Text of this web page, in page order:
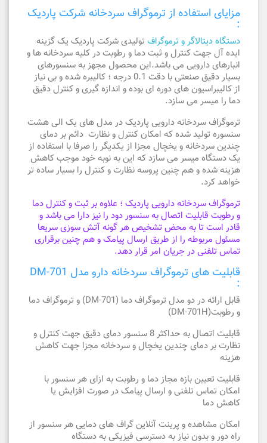
مزایای استفاده از ترموگراف سردخانه شرکت پاردیک
:
دستگاه دیتالاگر و ترموگرافتولیدی شرکت پاردیک یک گزینه
ایده آل جهت کنترل و ثبت دما و رطوبت در کلیه سردخانه ها و
انبارهای دارویی می باشد.این محصول مجهز به سنسورهای
بسیار دقیق صنعتی با دقت 0.1 درجه ؛ کالیبره شده و بی نیاز
از کالیبراسیون های دوره ای بوده و اندازه گیری و کنترل دقیق
دما را میسر می سازد.
ترموگراف سردخانه دارویی پاردیک در مدل های یک الی هشت
سنسوره تولید شده که امکان کنترل و نظارت دائم بر دمای
چندین سردخانه و یخچال مجزا از یکدیگر را صرفا با استفاده از
یک دستگاه میسر می سازد که این به نوبه خود موجب کاهش
هزینه شده و هم چنین پروسه نظارت و کنترل را بسیار ساده تر
خواهد کرد.
ترموگراف سردخانه دارویی پاردیک ؛ علاوه بر ثبت و کنترل دما
و رطوبت قابلیت اتصال به سنسور دود را نیز دارا می باشد و
قادر است تا به محض تشخیص هر گونه آتش سوزی سریعا
مسئول مربوطه را از طریق ارسال پیامک و هم چنین برقراری
تماس تلفنی در جریان امر قرار دهد.
قابلیت های ترموگراف سردخانه دارو مدل DM-701
:
قابل ارائه در دو مدل ترموگراف دما (DM-701) و ترموگراف دما
و رطوبت(DM-701H)
قابلیت اتصال به حداکثر 8 سنسور دمای دقیق جهت کنترل و
نظارت بر دمای چندین یخچال و سردخانه مجزا جهت کاهش
هزینه
قابلیت تعیین بازه مجاز دما و رطوبت به ازای هر سنسور با
امکان تماس تلفنی و ارسال پیامک در صورت افزایش یا
کاهش دما
امکان مشاهده و پرینت آنلاین گراف های دمایی هر سنسور از
راه دور و بدون نیاز به دسترسی فیزیکی به دستگاه